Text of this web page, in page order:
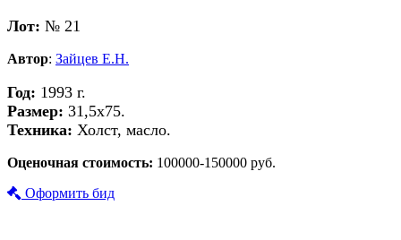
Лот: № 21
Автор: Зайцев Е.Н.
Год: 1993 г.
Размер: 31,5х75.
Техника: Холст, масло.
Оценочная стоимость: 100000-150000 руб.
Оформить бид